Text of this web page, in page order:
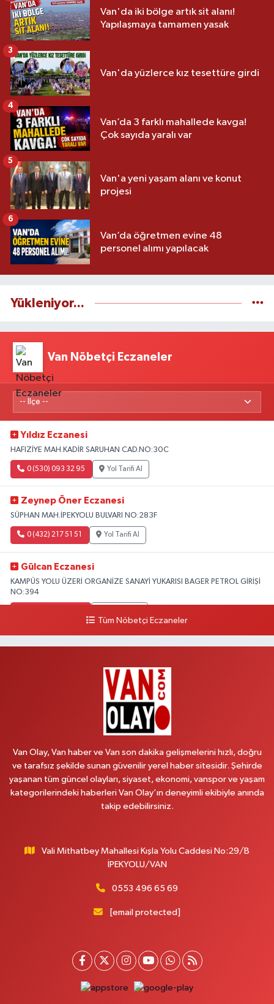
Van'da iki bölge artık sit alanı!
Yapılaşmaya tamamen yasak
Van'da yüzlerce kız tesettüre girdi
3
Van’da 3 farklı mahallede kavga!
Çok sayıda yaralı var
4
Van'a yeni yaşam alanı ve konut
projesi
5
Van’da öğretmen evine 48
personel alımı yapılacak
6
Yükleniyor...
Van Nöbetçi Eczaneler
Yıldız Eczanesi
HAFIZİYE MAH.KADİR SARUHAN CAD.NO:30C
0 (530) 093 32 95 Yol Tarifi Al
Zeynep Öner Eczanesi
SÜPHAN MAH.İPEKYOLU BULVARI NO:283F
0 (432) 217 51 51 Yol Tarifi Al
Gülcan Eczanesi
KAMPÜS YOLU ÜZERİ ORGANİZE SANAYİ YUKARISI BAGER PETROL GİRİŞİ
NO:394
HEKİM HASTANESİ ACİL KARŞISI
Yol Tarifi Al
MAHMUDİYE MAH.ATATÜRK CAD.NO:17B
0 (531) 621 69 65 Yol Tarifi Al
Onay Eczanesi
Yenı Derman Eczanesi
Akdamar Hastanesi Acil yanı. İpekyolu. Hatuniye mahallesi terzioğlu, Eski
Yol Tarifi Al
Kışla Mah.Çınarlı Cad.1038 Sk.No:93 3-4
0 (432) 354 37 36 Yol Tarifi Al
Tüm Nöbetçi Eczaneler
Van Olay, Van haber ve Van son dakika gelişmelerini hızlı, doğru
ve tarafsız şekilde sunan güvenilir yerel haber sitesidir. Şehirde
yaşanan tüm güncel olayları, siyaset, ekonomi, vanspor ve yaşam
kategorilerindeki haberleri Van Olay’ın deneyimli ekibiyle anında
takip edebilirsiniz.
Vali Mithatbey Mahallesi Kışla Yolu Caddesi No:29/B
İPEKYOLU/VAN
0553 496 65 69
[email protected]